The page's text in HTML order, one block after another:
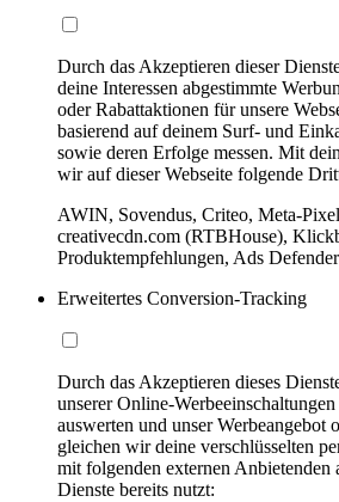
Durch das Akzeptieren dieser
deine Interessen abgestimmte
oder Rabattaktionen für unsere
basierend auf deinem Surf- und
sowie deren Erfolge messen. Mit
wir auf dieser Webseite folgende
AWIN, Sovendus, Criteo, Meta-
creativecdn.com (RTBHouse),
Produktempfehlungen, Ads Defender
Erweitertes Conversion-Tracking
Durch das Akzeptieren dieses
unserer Online-
auswerten und unser Werbeangebot
gleichen wir deine verschlüsselten
mit folgenden externen Anbietenden
Dienste bereits nutzt: